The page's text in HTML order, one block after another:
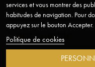
Notre société
Votre compte
Informations
services et vous montrer des
habitudes de navigation. Pour
appuyez sur le bouton Accepter.
Politique de cookies